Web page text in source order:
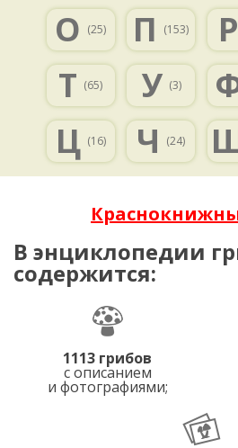
О (25) П (153) Р
Т (65) У (3)
Ц (16) Ч (24)
В энциклопедии
содержится:
1113 грибов
с описанием
и фотографиями;